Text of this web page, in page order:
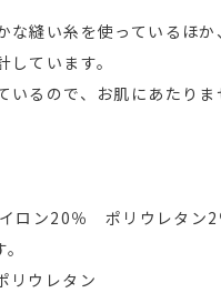
な縫い糸を使っているほ
ています。
いるので、お肌にあたりま
ロン20％ ポリウレタン2
リウレタン